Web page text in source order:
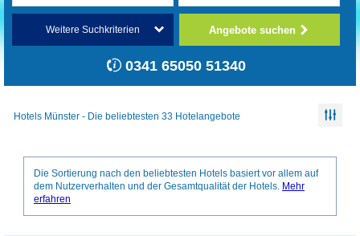
Weitere Suchkriterien Angebote suchen
0341 65050 51340
Hotels Münster - Die beliebtesten 33 Hotelangebote
Die Sortierung nach den beliebtesten Hotels basiert vor allem auf
dem Nutzerverhalten und der Gesamtqualität der Hotels. Mehr
erfahren